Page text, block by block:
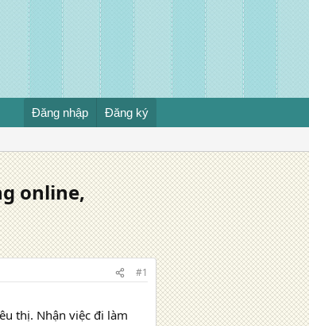
Đăng nhập Đăng ký
online,
#1
thị. Nhận việc đi làm